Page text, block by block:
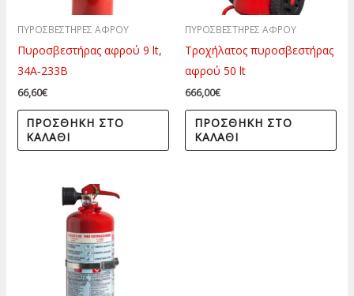
ΠΥΡΟΣΒΕΣΤΗΡΕΣ ΑΦΡΟΥ
Πυροσβεστήρας αφρού 9 lt,
34Α‐233Β
66,60€
ΠΡΟΣΘΉΚΗ ΣΤΟ
ΚΑΛΆΘΙ
ΠΥΡΟΣΒΕΣΤΗΡΕΣ ΑΦΡΟΥ
Τροχήλατος πυροσβεστήρας
αφρού 50 lt
666,00€
ΠΡΟΣΘΉΚΗ ΣΤΟ
ΚΑΛΆΘΙ